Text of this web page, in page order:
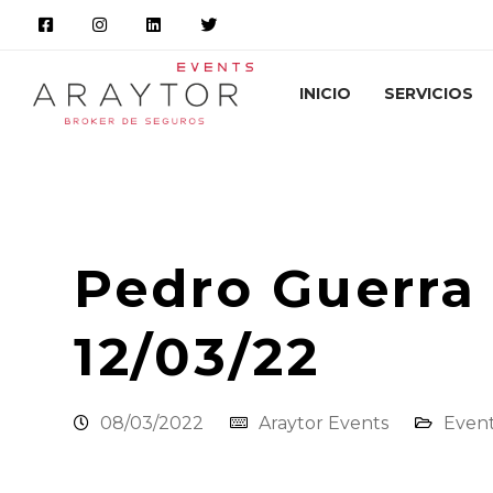
INICIO SERVICIOS
Pedro
12/03/22
08/03/2022 Araytor Events